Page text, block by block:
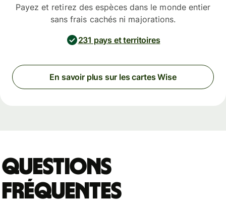
Payez et retirez des espèces dans le monde entier
sans frais cachés ni majorations.
231 pays et territoires
En savoir plus sur les cartes Wise
Questions
fréquentes